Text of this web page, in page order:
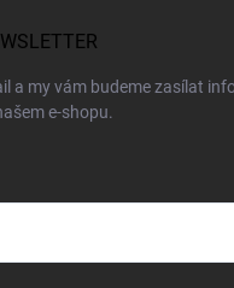
a my vám budeme zasílat
e-shopu.